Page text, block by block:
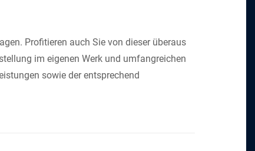
Profitieren auch Sie von dieser überaus
im eigenen Werk und umfangreichen
sowie der entsprechend